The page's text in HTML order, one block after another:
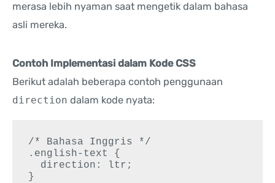
merasa lebih nyaman saat mengetik dalam bahasa
asli mereka.
Contoh Implementasi dalam Kode CSS
Berikut adalah beberapa contoh penggunaan
direction dalam kode nyata:
/* Bahasa Inggris */
.english-text {
}